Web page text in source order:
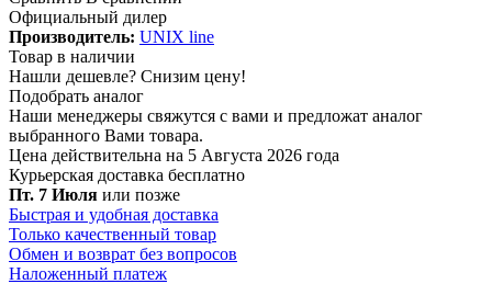
Официальный дилер
Производитель: UNIX line
Товар в наличии
Нашли дешевле? Снизим цену!
Подобрать аналог
Наши менеджеры свяжутся с вами и предложат аналог
выбранного Вами товара.
Цена действительна на 5 Августа 2026 года
Курьерская доставка бесплатно
Пт. 7 Июля или позже
Быстрая и удобная доставка
Только качественный товар
Обмен и возврат без вопросов
Наложенный платеж